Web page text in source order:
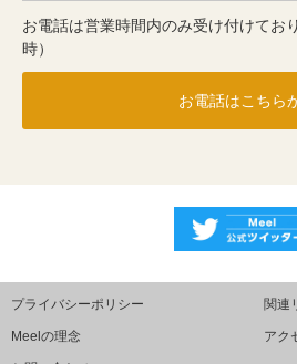
お電話は営業時間内のみ受け付けてお
時）
お電話はこちら
プライバシーポリシー 関連
Meelの理念 アク